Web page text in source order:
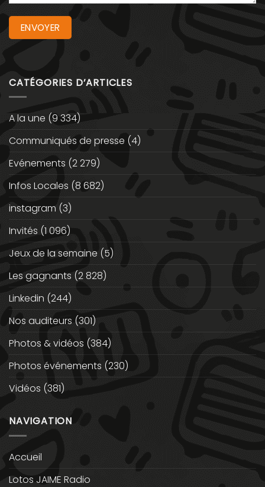
CATÉGORIES D’ARTICLES
A la une (9 334)
Communiqués de presse (4)
Evénements (2 279)
Infos Locales (8 682)
instagram (3)
Invités (1 096)
Jeux de la semaine (5)
Les gagnants (2 828)
Linkedin (244)
Nos auditeurs (301)
Photos & vidéos (384)
Photos événements (230)
Vidéos (381)
NAVIGATION
Accueil
Lotos JAIME Radio